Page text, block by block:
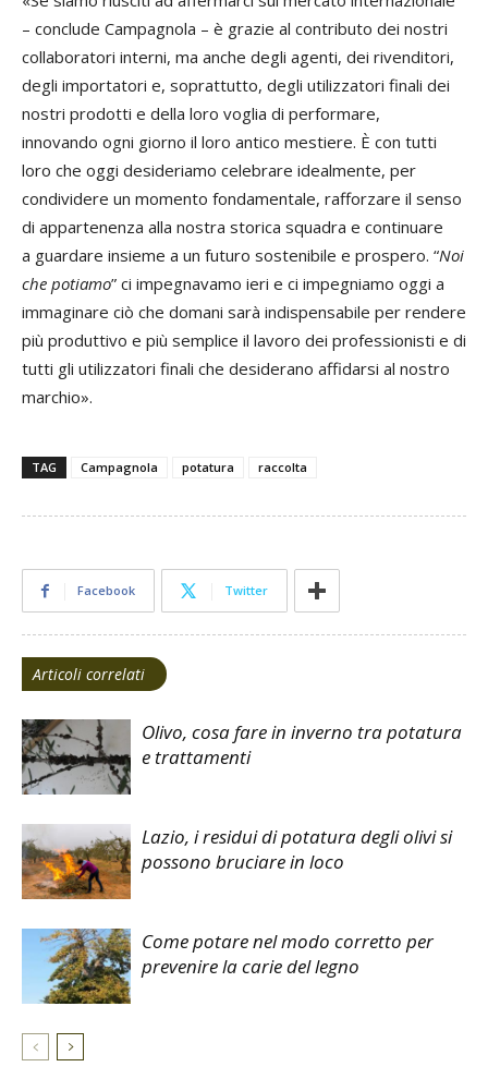
– conclude Campagnola – è grazie al contributo dei nostri
collaboratori interni, ma anche degli agenti, dei rivenditori,
degli importatori e, soprattutto, degli utilizzatori finali dei
nostri prodotti e della loro voglia di performare,
innovando ogni giorno il loro antico mestiere. È con tutti
loro che oggi desideriamo celebrare idealmente, per
condividere un momento fondamentale, rafforzare il senso
di appartenenza alla nostra storica squadra e continuare
a guardare insieme a un futuro sostenibile e prospero. “Noi
che potiamo” ci impegnavamo ieri e ci impegniamo oggi a
immaginare ciò che domani sarà indispensabile per rendere
più produttivo e più semplice il lavoro dei professionisti e di
tutti gli utilizzatori finali che desiderano affidarsi al nostro
marchio».
TAG Campagnola potatura raccolta
Facebook Twitter
Articoli correlati
Olivo, cosa fare in inverno tra potatura
e trattamenti
Lazio, i residui di potatura degli olivi si
possono bruciare in loco
Come potare nel modo corretto per
prevenire la carie del legno